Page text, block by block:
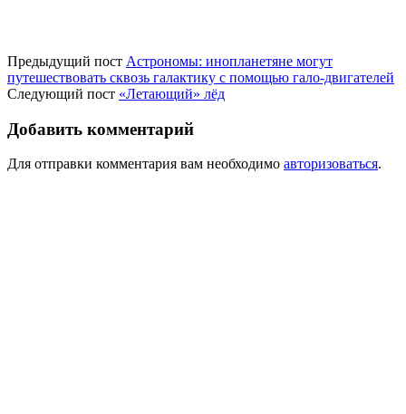
Предыдущий пост Астрономы: инопланетяне могут
путешествовать сквозь галактику с помощью гало-двигателей
Следующий пост «Летающий» лёд
Добавить комментарий
Для отправки комментария вам необходимо авторизоваться.